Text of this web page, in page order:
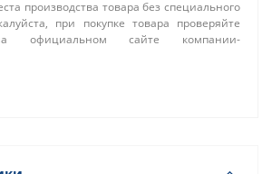
производства товара без специального
при покупке товара проверяйте
официальном сайте компании-